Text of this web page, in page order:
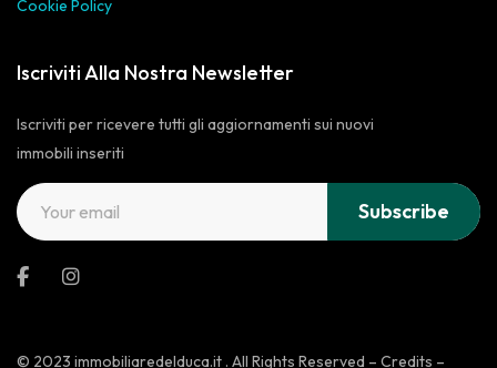
Cookie Policy
Iscriviti Alla Nostra Newsletter
Iscriviti per ricevere tutti gli aggiornamenti sui nuovi
immobili inseriti
© 2023 immobiliaredelduca.it . All Rights Reserved – Credits –